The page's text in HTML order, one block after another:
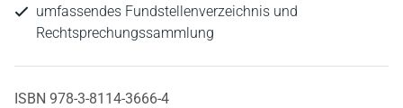
umfassendes Fundstellenverzeichnis und
Rechtsprechungssammlung
ISBN 978-3-8114-3666-4